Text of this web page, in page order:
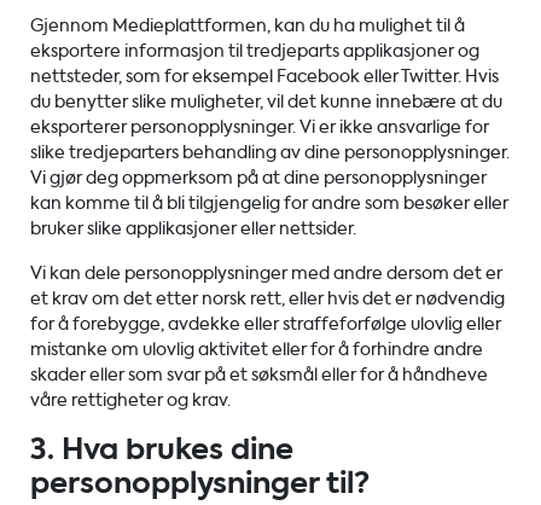
Gjennom Medieplattformen, kan du ha mulighet til å
eksportere informasjon til tredjeparts applikasjoner og
nettsteder, som for eksempel Facebook eller Twitter. Hvis
du benytter slike muligheter, vil det kunne innebære at du
eksporterer personopplysninger. Vi er ikke ansvarlige for
slike tredjeparters behandling av dine personopplysninger.
Vi gjør deg oppmerksom på at dine personopplysninger
kan komme til å bli tilgjengelig for andre som besøker eller
bruker slike applikasjoner eller nettsider.
Vi kan dele personopplysninger med andre dersom det er
et krav om det etter norsk rett, eller hvis det er nødvendig
for å forebygge, avdekke eller straffeforfølge ulovlig eller
mistanke om ulovlig aktivitet eller for å forhindre andre
skader eller som svar på et søksmål eller for å håndheve
våre rettigheter og krav.
3. Hva brukes dine
personopplysninger til?